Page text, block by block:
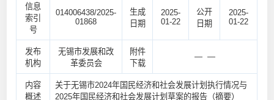
信息
索引
号
014006438/2025-
01868
生成
日期
2025-
01-22
公开
日期
2025-
01-22
发布
机构
无锡市发展和改
革委员会
附件
下载
— —
内容
概述
关于无锡市2024年国民经济和社会发展计划执行情况与
2025年国民经济和社会发展计划草案的报告（摘要）